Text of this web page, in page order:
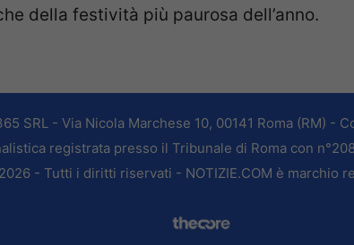
della festività più paurosa dell’anno.
SRL - Via Nicola Marchese 10, 00141 Roma (RM) -
registrata presso il Tribunale di Roma con
- Tutti i diritti riservati - NOTIZIE.COM è marchio